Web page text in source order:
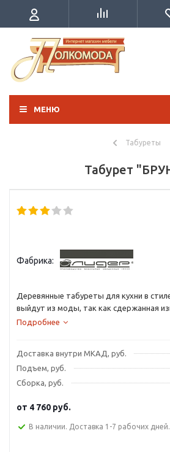
МЕНЮ
Табуреты
Табурет
Фабрика:
Деревянные табуреты для кухни в
выйдут из моды, так как сдержанная
способна преобразить любой интерьер.
Подробнее
Доставка внутри МКАД, руб.
Подъем, руб.
Сборка, руб.
от 4 760 руб.
В наличии. Доставка 1-7 рабочих дней.